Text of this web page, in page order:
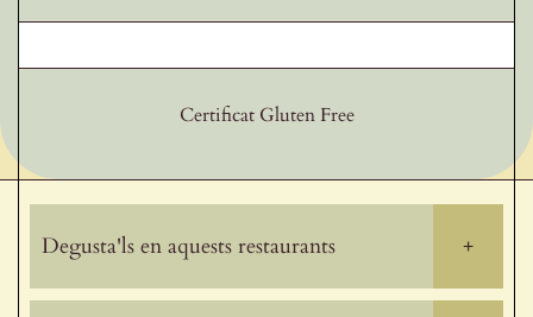
Certificat Gluten Free
Degusta'ls en aquests restaurants +